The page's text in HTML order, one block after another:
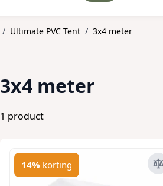
/ Ultimate PVC Tent / 3x4 meter
3x4 meter
1 product
14% korting